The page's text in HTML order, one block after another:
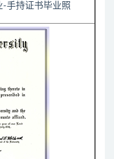
-手持证书毕业照